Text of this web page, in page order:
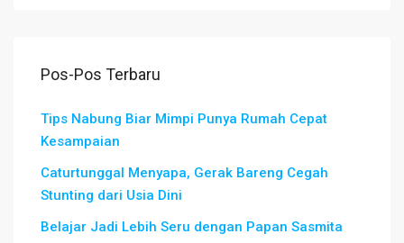
Pos-Pos Terbaru
Tips Nabung Biar Mimpi Punya Rumah Cepat
Kesampaian
Caturtunggal Menyapa, Gerak Bareng Cegah
Stunting dari Usia Dini
Belajar Jadi Lebih Seru dengan Papan Sasmita